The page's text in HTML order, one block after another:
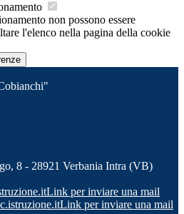
non possono essere
l'elenco nella pagina della cookie
8 - 28921 Verbania Intra (VB)
Link per inviare una mail
Link per inviare una mail